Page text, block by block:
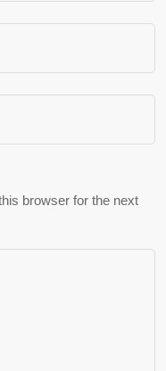
browser for the next